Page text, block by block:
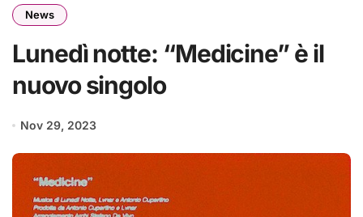
News
Lunedì notte: “Medicine” è il
nuovo singolo
Nov 29, 2023